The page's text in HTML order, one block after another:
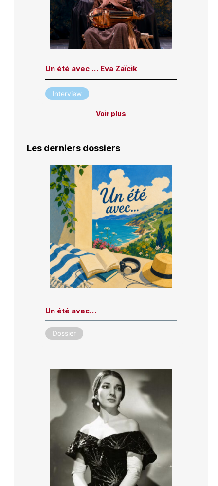
Un été avec … Eva Zaïcik
Interview
Voir plus
Les derniers dossiers
Un été avec…
Dossier